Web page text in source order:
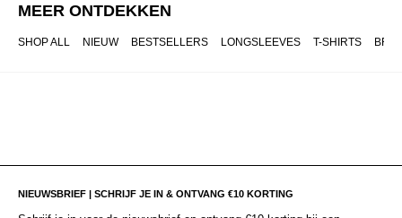
MEER ONTDEKKEN
SHOP ALL NIEUW BESTSELLERS LONGSLEEVES T-SHIRTS
NIEUWSBRIEF | SCHRIJF JE IN & ONTVANG €10 KORTING